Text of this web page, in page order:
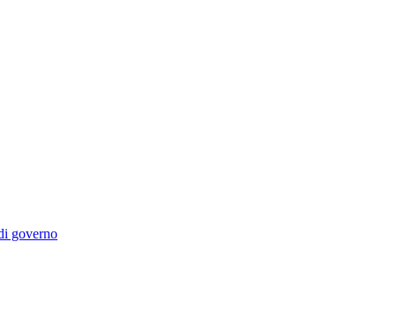
governo